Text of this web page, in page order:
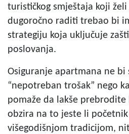
turističkog smještaja koji
dugoročno raditi trebao bi
strategiju koja uključuje
poslovanja.
Osiguranje apartmana ne
“nepotreban trošak” nego
pomaže da lakše
obzira na to jeste li
višegodišnjom tradicijom,